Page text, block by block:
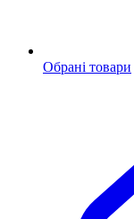
Обрані товари